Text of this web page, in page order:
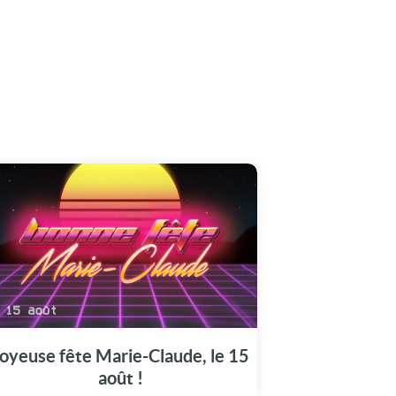
fête Marie-Claude, le 15
août !
Le 15 août, découvrez notre vidéo dédiée
Marie-Claude.